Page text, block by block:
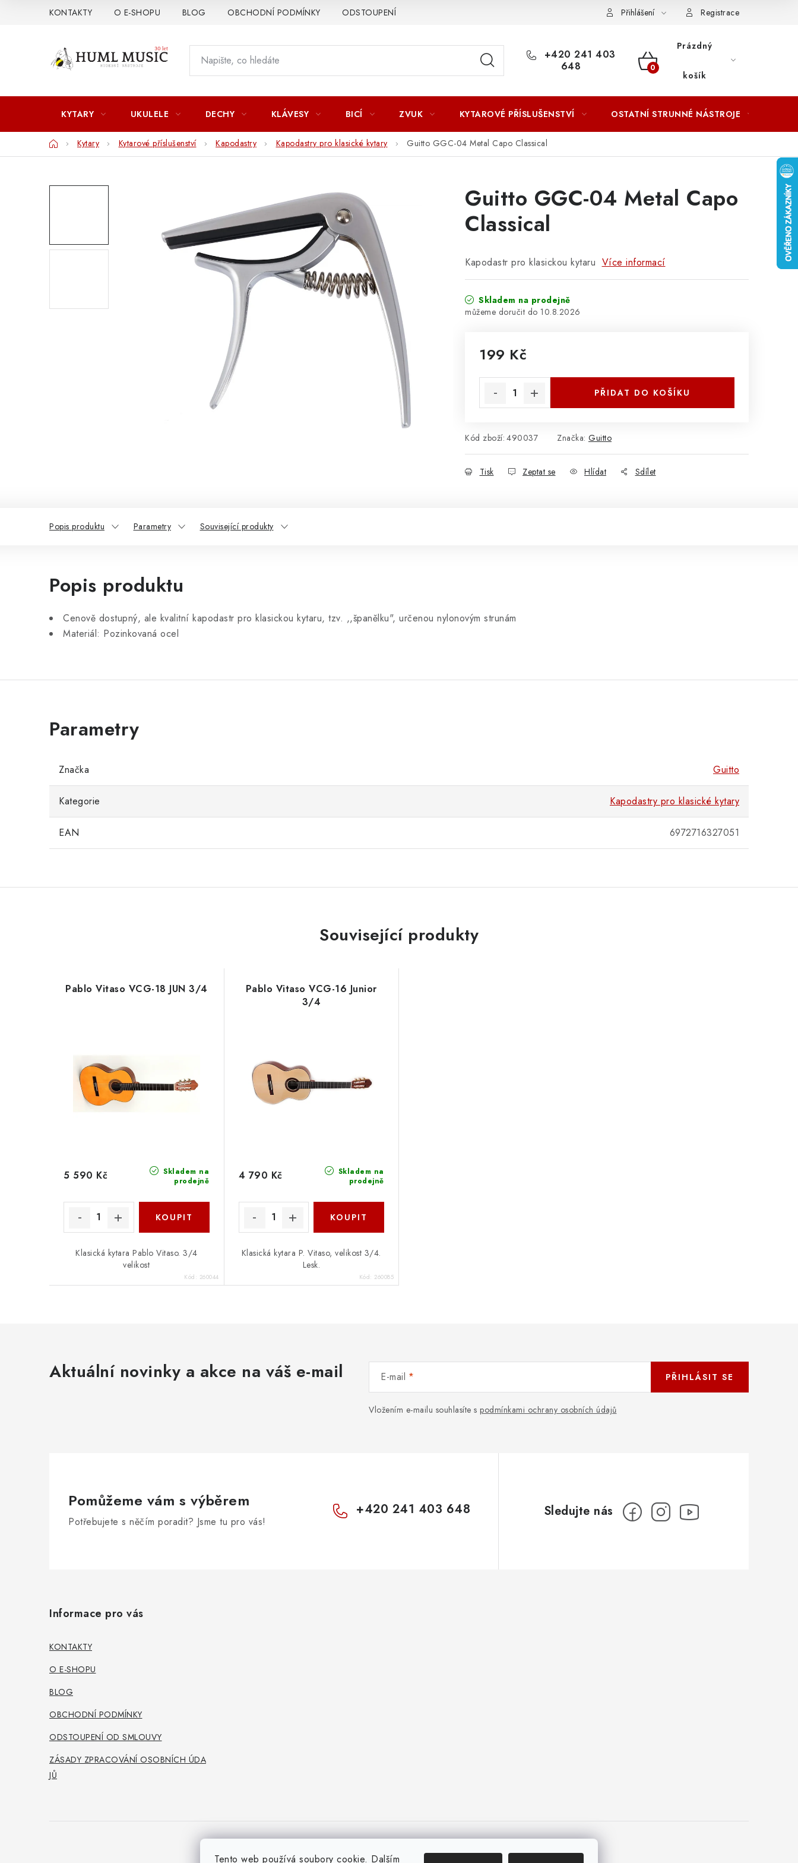
Tento web používá soubory cookie. Dalším
KONTAKTY O E-SHOPU BLOG OBCHODNÍ PODMÍNKY ODSTOUPENÍ OD SMLOUVY ZÁSADY ZPRACOVÁNÍ OSOBNÍCH ÚDAJŮ
Přihlášení Registrace
+420 241 403
648
NÁKUPNÍ
Prázdný
košík
KYTARY UKULELE DECHY KLÁVESY BICÍ ZVUK KYTAROVÉ PŘÍSLUŠENSTVÍ OSTATNÍ STRUNNÉ NÁSTROJE
DomůKytary Kytarové příslušenství Kapodastry Kapodastry pro klasické kytary Guitto GGC-04 Metal Capo Classical
Guitto GGC-04 Metal Capo
Classical
Kapodastr pro klasickou kytaru Více informací
Skladem na prodejně
10.8.2026
199 Kč
PŘIDAT DO KOŠÍKU
Kód zboží: 490037 Značka: Guitto
Tisk Zeptat se Hlídat Sdílet
Popis produktu Parametry Související produkty
Popis produktu
Cenově dostupný, ale kvalitní kapodastr pro klasickou kytaru, tzv. ,,španělku", určenou nylonovým strunám
Materiál: Pozinkovaná ocel
Značka Guitto
Kategorie Kapodastry pro klasické kytary
EAN 6972716327051
Související produkty
Pablo Vitaso VCG-18 JUN 3/4
Skladem na
prodejně
5 590 Kč
Klasická kytara Pablo Vitaso. 3/4
velikost
Kód: 260044
Pablo Vitaso VCG-16 Junior
3/4
Skladem na
prodejně
4 790 Kč
Klasická kytara P. Vitaso, velikost 3/4.
Lesk.
Kód: 260085
Aktuální novinky a akce na váš e-mail E-mail
Vložením e-mailu souhlasíte s podmínkami ochrany osobních údajů
PŘIHLÁSIT SE
Pomůžeme vám s výběrem
Potřebujete s něčím poradit? Jsme tu pro vás!
+420 241 403 648
Informace pro vás
KONTAKTY
O E-SHOPU
BLOG
OBCHODNÍ PODMÍNKY
ODSTOUPENÍ OD SMLOUVY
ZÁSADY ZPRACOVÁNÍ OSOBNÍCH ÚDA
JŮ